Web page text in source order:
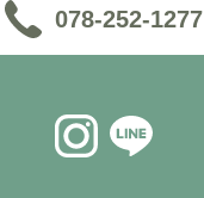
078-252-1277